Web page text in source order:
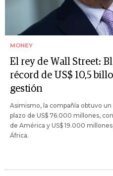
MONEY
El rey de Wall Street:
récord de US$ 10,5
gestión
Asimismo, la compañía obtuvo
plazo de US$ 76.000 millones,
de América y US$ 19.000
África.